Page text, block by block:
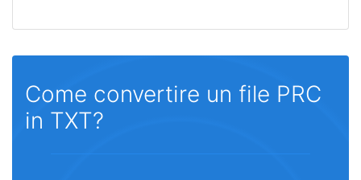
Come convertire un file PRC
in TXT?